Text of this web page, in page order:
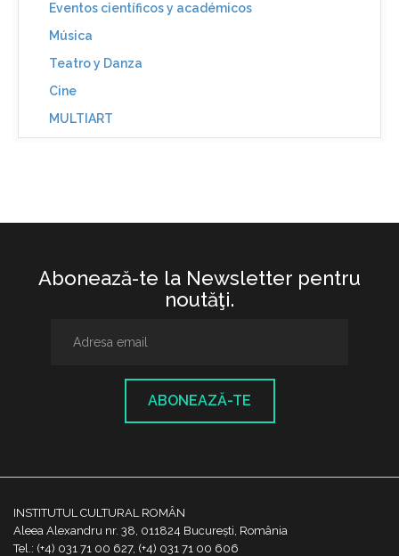
Eventos científicos y académicos
Música
Teatro y Danza
Cine
MULTIART
Abonează-te la Newsletter pentru
noutăţi.
ABONEAZĂ-TE
INSTITUTUL CULTURAL ROMÂN
Aleea Alexandru nr. 38, 011824 București, România
Tel.: (+4) 031 71 00 627, (+4) 031 71 00 606